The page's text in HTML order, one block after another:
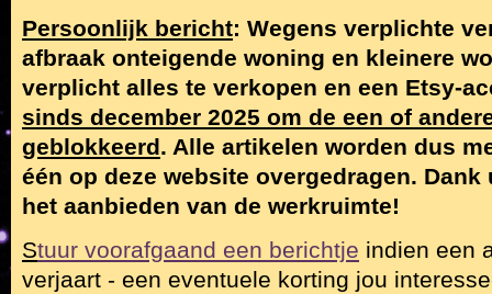
Persoonlijk bericht: Wegens verplichte
afbraak onteigende woning en kleinere
verplicht alles te verkopen en een Etsy-
sinds december 2025 om de een of
geblokkeerd. Alle artikelen worden dus
één op deze website overgedragen.
het aanbieden van de werkruimte!
Stuur voorafgaand een berichtje indien een
verjaart - een eventuele korting jou